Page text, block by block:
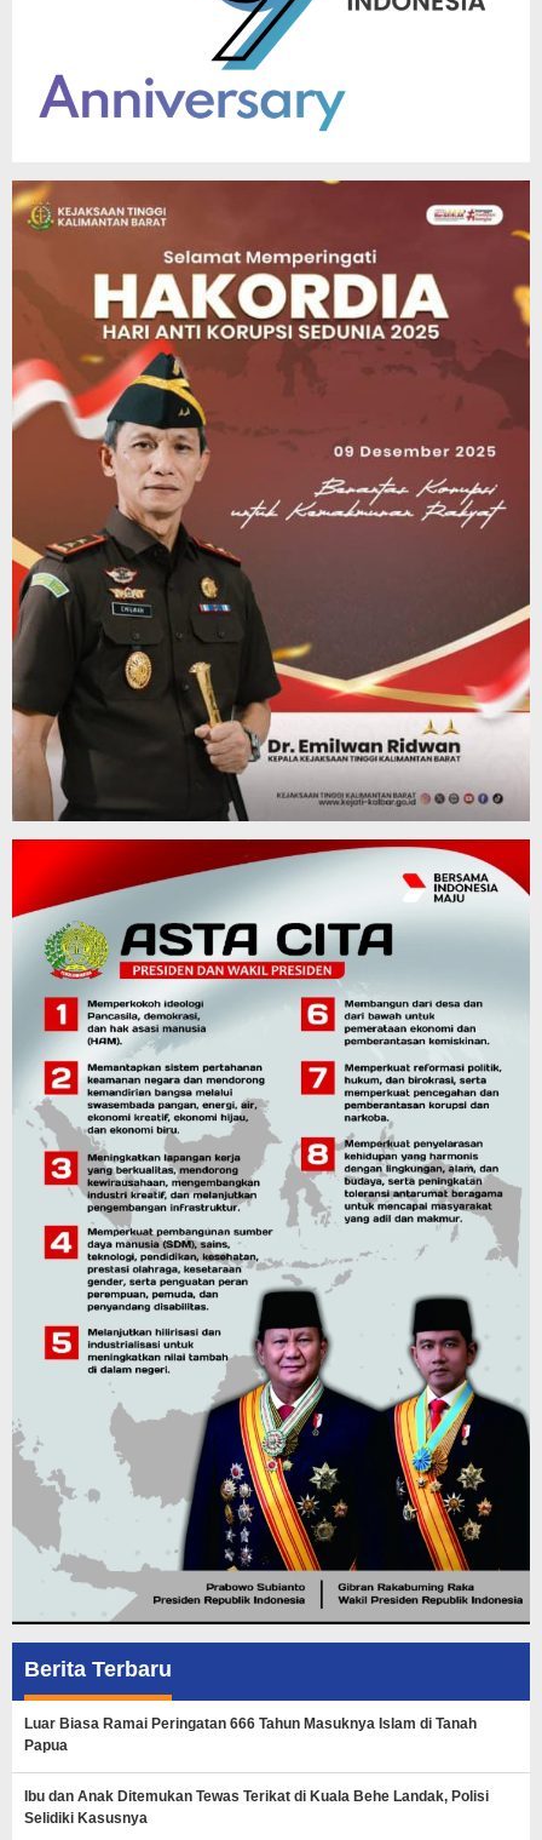
Berita Terbaru
Luar Biasa Ramai Peringatan 666 Tahun Masuknya Islam di Tanah
Papua
Ibu dan Anak Ditemukan Tewas Terikat di Kuala Behe Landak, Polisi
Selidiki Kasusnya